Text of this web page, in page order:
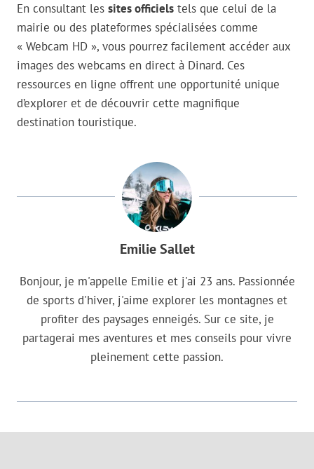
En consultant les sites officiels tels que celui de la
mairie ou des plateformes spécialisées comme
« Webcam HD », vous pourrez facilement accéder aux
images des webcams en direct à Dinard. Ces
ressources en ligne offrent une opportunité unique
d’explorer et de découvrir cette magnifique
destination touristique.
Emilie Sallet
Bonjour, je m'appelle Emilie et j'ai 23 ans. Passionnée
de sports d'hiver, j'aime explorer les montagnes et
profiter des paysages enneigés. Sur ce site, je
partagerai mes aventures et mes conseils pour vivre
pleinement cette passion.